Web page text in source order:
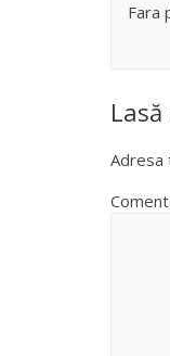
Fara
Adresa